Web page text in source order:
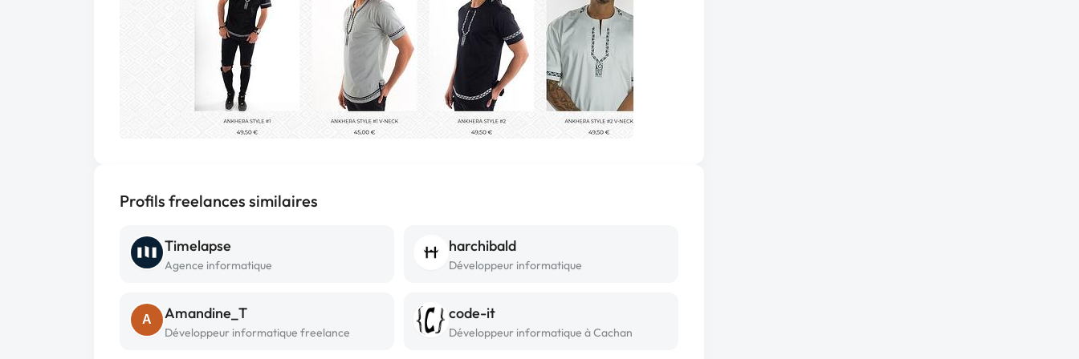
Profils freelances similaires
Timelapse
Agence informatique
harchibald
Développeur informatique
A Amandine_T
Développeur informatique freelance
code-it
Développeur informatique à Cachan